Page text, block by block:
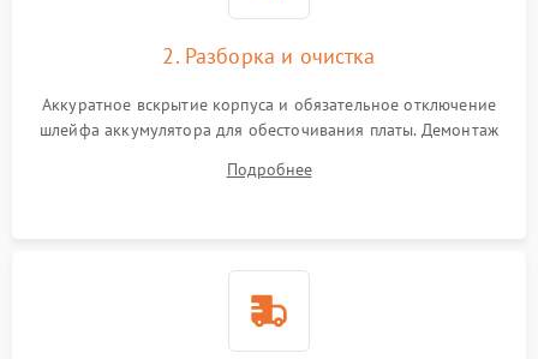
Проблемы Wi‑Fi или
2500 ₽
2. Разборка и очистка
Аккуратное вскрытие корпуса и обязательное отключение
шлейфа аккумулятора для обесточивания платы. Демонтаж
высохшей термопасты с кристаллов чипов.
Подробнее